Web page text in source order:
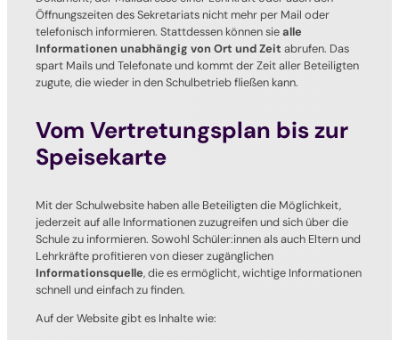
Öffnungszeiten des Sekretariats nicht mehr per Mail oder
telefonisch informieren. Stattdessen können siealle
Informationen unabhängig von Ort und Zeit abrufen. Das
spart Mails und Telefonate und kommt der Zeit aller Beteiligten
zugute, die wieder in den Schulbetrieb fließen kann.
Vom Vertretungsplan bis zur
Speisekarte
Mit der Schulwebsite haben alle Beteiligten die Möglichkeit,
jederzeit auf alle Informationen zuzugreifen und sich über die
Schule zu informieren. Sowohl Schüler:innen als auch Eltern und
Lehrkräfte profitieren von dieser zugänglichen
Informationsquelle, die es ermöglicht, wichtige Informationen
schnell und einfach zu finden.
Auf der Website gibt es Inhalte wie: